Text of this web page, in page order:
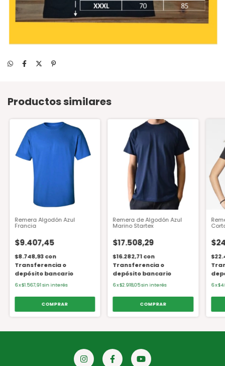
Productos similares
Remera Algodón Azul
Francia
$9.407,45
$8.748,93con
Transferencia o
depósito bancario
6x$1.567,91 sin interés
COMPRAR
Remera de Algodón Azul
Marino Startex
$17.508,29
$16.282,71con
Transferencia o
depósito bancario
6x$2.918,05sin interés
COMPRAR
6x